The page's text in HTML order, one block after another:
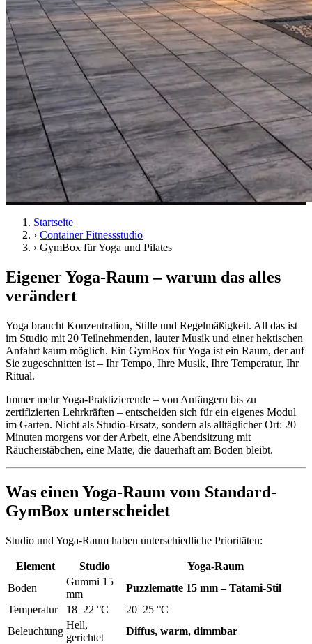
Startseite
› Container Fitnessstudio
› GymBox für Yoga und Pilates
Eigener Yoga-Raum – warum das alles
verändert
Yoga braucht Konzentration, Stille und Regelmäßigkeit. All das ist
im Studio mit 20 Teilnehmenden, lauter Musik und einer hektischen
Anfahrt kaum möglich. Ein GymBox für Yoga ist ein Raum, der auf
Sie zugeschnitten ist – Ihr Tempo, Ihre Musik, Ihre Temperatur, Ihr
Ritual.
Immer mehr Yoga-Praktizierende – von Anfängern bis zu
zertifizierten Lehrkräften – entscheiden sich für ein eigenes Modul
im Garten. Nicht als Studio-Ersatz, sondern als alltäglicher Ort: 20
Minuten morgens vor der Arbeit, eine Abendsitzung mit
Räucherstäbchen, eine Matte, die dauerhaft am Boden bleibt.
Was einen Yoga-Raum vom Standard-
GymBox unterscheidet
Studio und Yoga-Raum haben unterschiedliche Prioritäten:
Element Studio
Yoga-Raum
Boden
Gummi 15
mm
Puzzlematte 15 mm – Tatami-Stil
Temperatur
18–22 °C
20–25 °C
Beleuchtung
Hell,
gerichtet
Diffus, warm, dimmbar